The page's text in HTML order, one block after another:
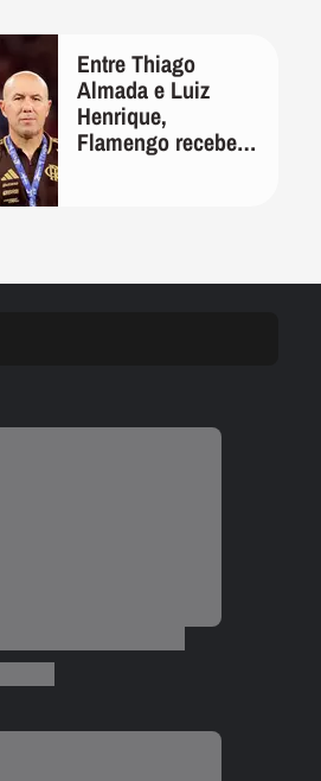
Entre Thiago
Almada e Luiz
Henrique,
Flamengo recebeu